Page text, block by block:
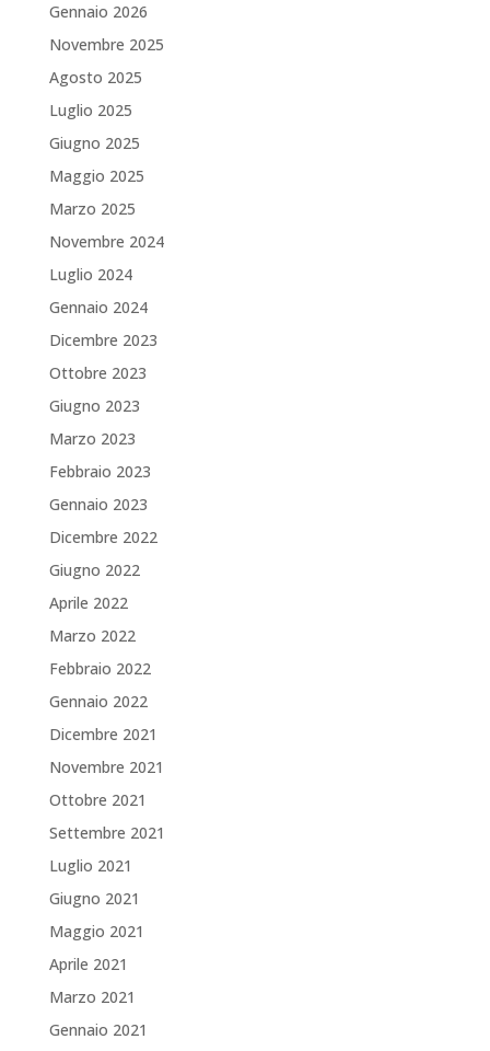
Gennaio 2026
Novembre 2025
Agosto 2025
Luglio 2025
Giugno 2025
Maggio 2025
Marzo 2025
Novembre 2024
Luglio 2024
Gennaio 2024
Dicembre 2023
Ottobre 2023
Giugno 2023
Marzo 2023
Febbraio 2023
Gennaio 2023
Dicembre 2022
Giugno 2022
Aprile 2022
Marzo 2022
Febbraio 2022
Gennaio 2022
Dicembre 2021
Novembre 2021
Ottobre 2021
Settembre 2021
Luglio 2021
Giugno 2021
Maggio 2021
Aprile 2021
Marzo 2021
Gennaio 2021